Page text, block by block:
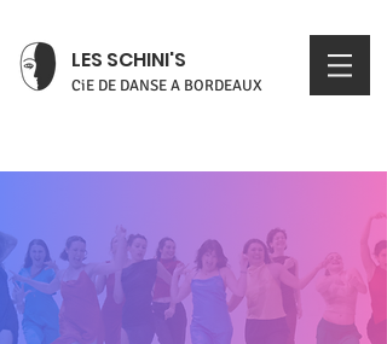
LES SCHINI'S
CiE DE DANSE A BORDEAUX